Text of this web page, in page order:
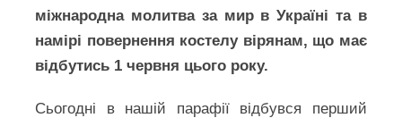
міжнародна молитва за мир в Україні та в
намірі повернення костелу вірянам, що має
відбутись 1 червня цього року.
Сьогодні в нашій парафії відбувся перший